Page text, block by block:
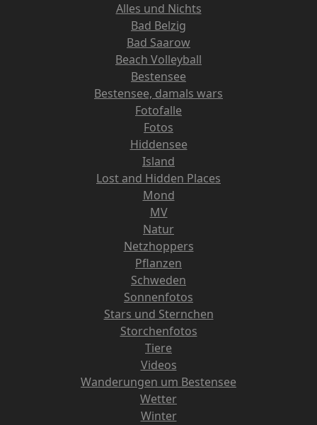
Alles und Nichts
Bad Belzig
Bad Saarow
Beach Volleyball
Bestensee
Bestensee, damals wars
Fotofalle
Fotos
Hiddensee
Island
Lost and Hidden Places
Mond
MV
Natur
Netzhoppers
Pflanzen
Schweden
Sonnenfotos
Stars und Sternchen
Storchenfotos
Tiere
Videos
Wanderungen um Bestensee
Wetter
Winter